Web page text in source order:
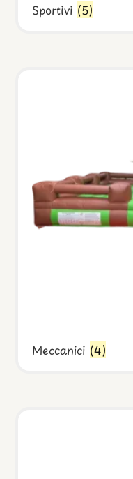
Sportivi (5)
Meccanici (4)